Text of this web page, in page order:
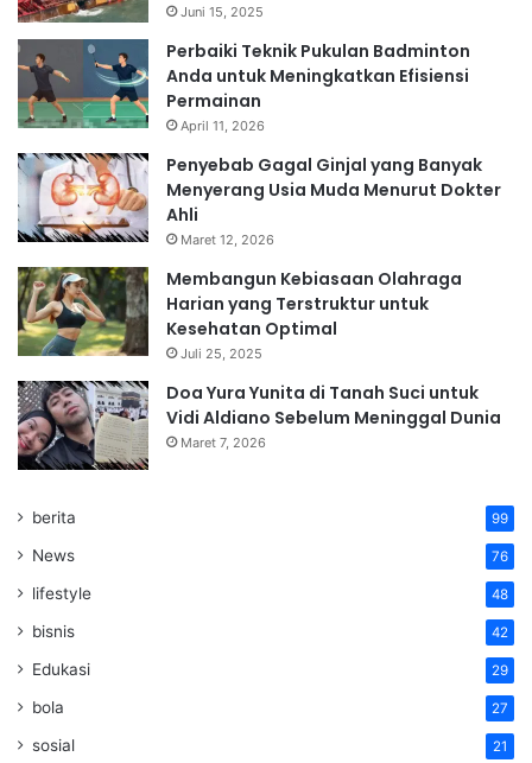
Juni 15, 2025
Perbaiki Teknik Pukulan Badminton
Anda untuk Meningkatkan Efisiensi
Permainan
April 11, 2026
Penyebab Gagal Ginjal yang Banyak
Menyerang Usia Muda Menurut Dokter
Ahli
Maret 12, 2026
Membangun Kebiasaan Olahraga
Harian yang Terstruktur untuk
Kesehatan Optimal
Juli 25, 2025
Doa Yura Yunita di Tanah Suci untuk
Vidi Aldiano Sebelum Meninggal Dunia
Maret 7, 2026
berita 99
News 76
lifestyle 48
bisnis 42
Edukasi 29
bola 27
sosial 21